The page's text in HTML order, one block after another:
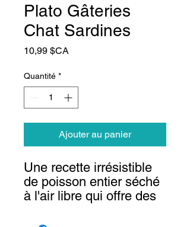
Plato Gâteries
Chat Sardines
10,99 $CA
Quantité *
Ajouter au panier
Une recette irrésistible
de poisson entier séché
à l'air libre qui offre des